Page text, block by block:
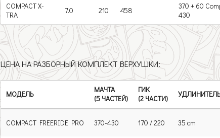
COMPACT X-
TRA
7.0 210 458
370 + 60
430
ЦЕНА НА РАЗБОРНЫЙ КОМПЛЕКТ ВЕРХУШКИ:
МОДЕЛЬ
МАЧТА
(5 ЧАСТЕЙ)
ГИК
(2 ЧАСТИ)
УДЛИНИТЕЛЬ
COMPACT FREERIDE PRO 370-430 170 / 220 35 cm